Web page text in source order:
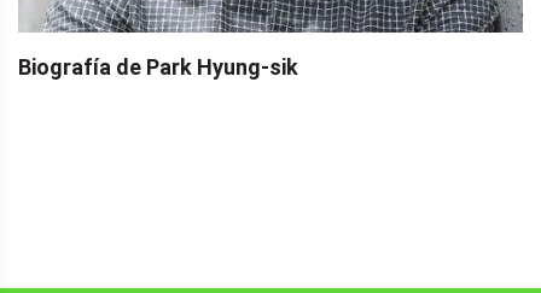
Biografía de Park Hyung-sik